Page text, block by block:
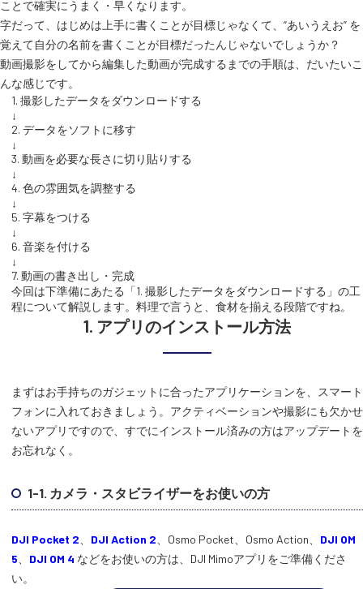
ことで確実にうまく・早くなります。
字だって、はじめは上手に書くことが目標じゃなくて、“あいうえお” を
覚えて自分の名前を書くことが目標だったんじゃないでしょうか？
動画撮影をしてから編集した動画が完成するまでの手順は、だいたいこ
んな感じです。
1. 撮影したデータをダウンロードする
↓
2. データをソフトに移す
↓
3. 動画を必要な長さに切り貼りする
↓
4. 色の雰囲気を調整する
↓
5. 字幕をつける
↓
6. 音楽を付ける
↓
7. 動画の書き出し・完成
今回は下準備にあたる「1. 撮影したデータをダウンロードする」の工
程について解説します。料理で言うと、食材を揃える段階ですね。
1. アプリのインストール方法
まずはお手持ちのガジェットに合ったアプリケーションを、スマート
フォンに入れておきましょう。アクティベーションや撮影にも欠かせ
ないアプリですので、すでにインストール済みの方はアップデートを
お忘れなく。
1-1. カメラ・スタビライザーをお使いの方
DJI Pocket 2、 DJI Action 2、Osmo Pocket、Osmo Action、 DJI OM
5、 DJI OM 4 などをお使いの方は、DJI Mimoアプリをご準備くださ
い。